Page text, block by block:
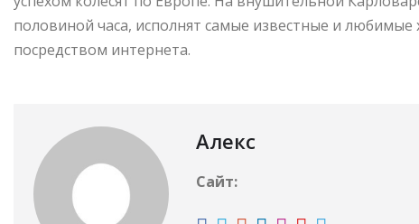
половиной часа, исполнят самые известные и
посредством интернета.
Алекс
Сайт: